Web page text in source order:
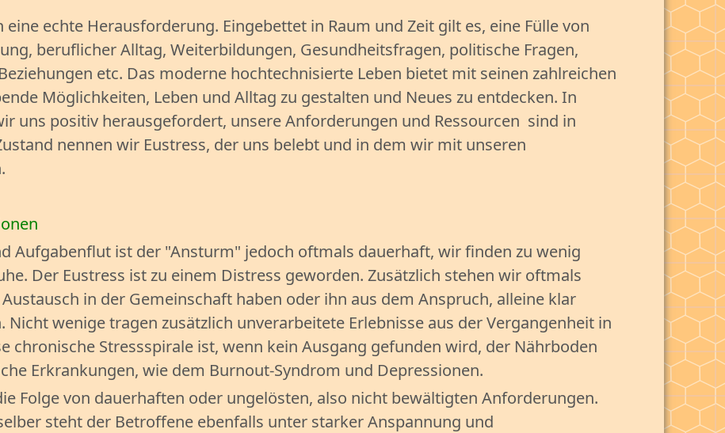
eine echte Herausforderung. Eingebettet in Raum und Zeit gilt es, eine Fülle von
beruflicher Alltag, Weiterbildungen, Gesundheitsfragen, politische Fragen,
etc. Das moderne hochtechnisierte Leben bietet mit seinen zahlreichen
Möglichkeiten, Leben und Alltag zu gestalten und Neues zu entdecken. In
uns positiv herausgefordert, unsere Anforderungen und Ressourcen sind in
nennen wir Eustress, der uns belebt und in dem wir mit unseren
Aufgabenflut ist der "Ansturm" jedoch oftmals dauerhaft, wir finden zu wenig
Der Eustress ist zu einem Distress geworden. Zusätzlich stehen wir oftmals
in der Gemeinschaft haben oder ihn aus dem Anspruch, alleine klar
wenige tragen zusätzlich unverarbeitete Erlebnisse aus der Vergangenheit in
chronische Stressspirale ist, wenn kein Ausgang gefunden wird, der Nährboden
Erkrankungen, wie dem Burnout-Syndrom und Depressionen.
Folge von dauerhaften oder ungelösten, also nicht bewältigten Anforderungen.
steht der Betroffene ebenfalls unter starker Anspannung und